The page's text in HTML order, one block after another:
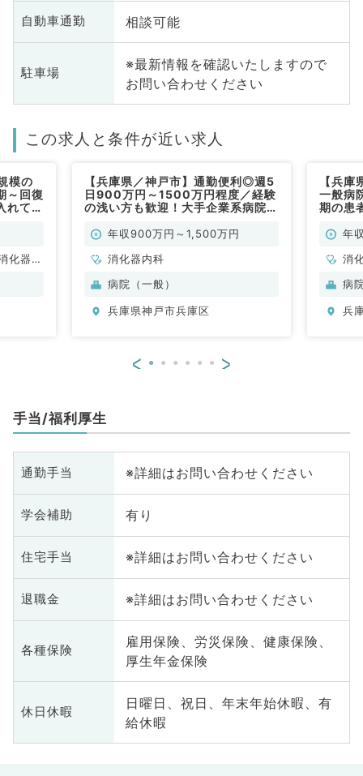
自動車通勤 相談可能
駐車場
※最新情報を確認いたしますので
お問い合わせください
この求人と条件が近い求人
模の
～回復
れてい
化器内
【兵庫県／神戸市】通勤便利◎週5
日900万円～1500万円程度／経験
の浅い方も歓迎！大手企業系病院で
勤）年収900万円～1,500万円
消化器内科
病院（一般）
兵庫県神戸市兵庫区
【兵
一般病
期の患
化器内
年
消
病
兵
< >
手当/福利厚生
通勤手当 ※詳細はお問い合わせください
学会補助 有り
住宅手当 ※詳細はお問い合わせください
退職金 ※詳細はお問い合わせください
各種保険
雇用保険、労災保険、健康保険、
厚生年金保険
休日休暇
日曜日、祝日、年末年始休暇、有
給休暇